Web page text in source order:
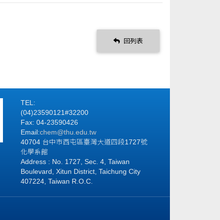
回列表
TEL:
(04)23590121#32200
Fax: 04-23590426
Email:chem@thu.edu.tw
40704 台中市西屯區臺灣大道四段1727號
化學系館
Address : No. 1727, Sec. 4, Taiwan
Boulevard, Xitun District, Taichung City
407224, Taiwan R.O.C.